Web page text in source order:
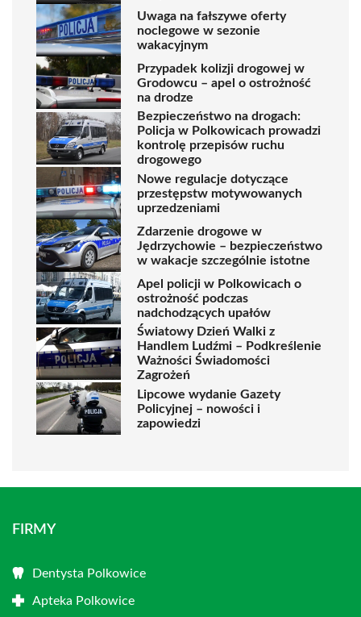
Uwaga na fałszywe oferty
noclegowe w sezonie
wakacyjnym
Przypadek kolizji drogowej w
Grodowcu – apel o ostrożność
na drodze
Bezpieczeństwo na drogach:
Policja w Polkowicach prowadzi
kontrolę przepisów ruchu
drogowego
Nowe regulacje dotyczące
przestępstw motywowanych
uprzedzeniami
Zdarzenie drogowe w
Jędrzychowie – bezpieczeństwo
w wakacje szczególnie istotne
Apel policji w Polkowicach o
ostrożność podczas
nadchodzących upałów
Światowy Dzień Walki z
Handlem Ludźmi – Podkreślenie
Ważności Świadomości
Zagrożeń
Lipcowe wydanie Gazety
Policyjnej – nowości i
zapowiedzi
FIRMY
Dentysta Polkowice
Apteka Polkowice